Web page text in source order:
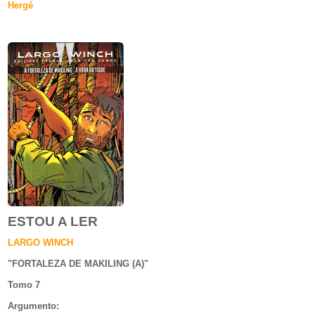
Hergé
ESTOU A LER
LARGO WINCH
"FORTALEZA DE MAKILING (A)"
Tomo 7
Argumento: